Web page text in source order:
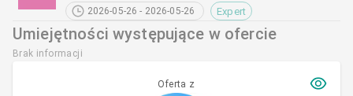
2026-05-26 - 2026-05-26
Expert
Umiejętności występujące w ofercie
Brak informacji
Oferta z